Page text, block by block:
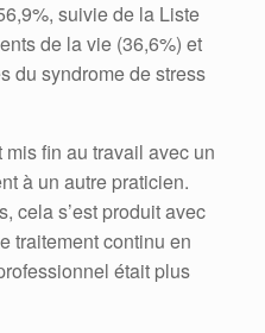
suivie de la Liste
de la vie (36,6%) et
du syndrome de stress
fin au travail avec un
à un autre praticien.
cela s’est produit avec
traitement continu en
était plus